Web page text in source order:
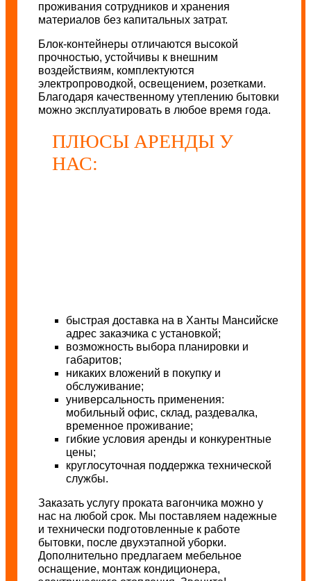
проживания сотрудников и хранения
материалов без капитальных затрат.
Блок-контейнеры отличаются высокой
прочностью, устойчивы к внешним
воздействиям, комплектуются
электропроводкой, освещением, розетками.
Благодаря качественному утеплению бытовки
можно эксплуатировать в любое время года.
ПЛЮСЫ АРЕНДЫ У
НАС:
быстрая доставка на в Ханты Мансийске
адрес заказчика с установкой;
возможность выбора планировки и
габаритов;
никаких вложений в покупку и
обслуживание;
универсальность применения:
мобильный офис, склад, раздевалка,
временное проживание;
гибкие условия аренды и конкурентные
цены;
круглосуточная поддержка технической
службы.
Заказать услугу проката вагончика можно у
нас на любой срок. Мы поставляем надежные
и технически подготовленные к работе
бытовки, после двухэтапной уборки.
Дополнительно предлагаем мебельное
оснащение, монтаж кондиционера,